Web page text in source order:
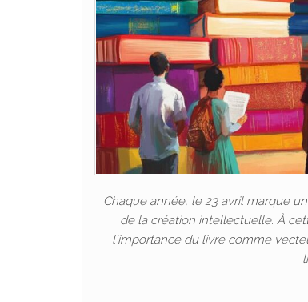
Chaque année, le 23 avril marque
de la création intellectuelle. À
l'importance du livre comme